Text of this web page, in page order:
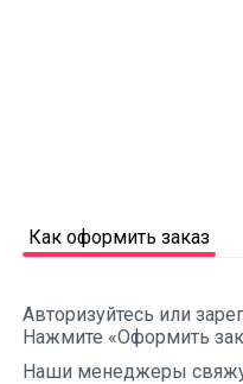
Как оформить заказ
Авторизуйтесь или
Нажмите «Оформить
Наши менеджеры